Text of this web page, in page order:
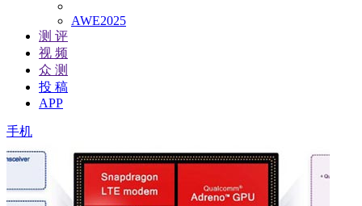
AWE2025
测 评
视 频
众 测
投 稿
APP
手机